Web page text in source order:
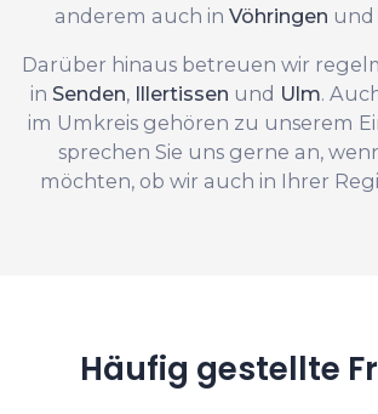
anderem auch in Vöhringen und
Darüber hinaus betreuen wir
in Senden, Illertissen und Ulm.
im Umkreis gehören zu unserem
sprechen Sie uns gerne an,
möchten, ob wir auch in Ihrer
Häufig gestellte